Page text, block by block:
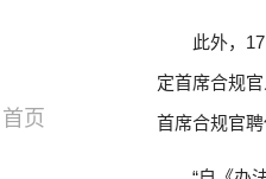
首页
此外，
定首席合规
首席合规官